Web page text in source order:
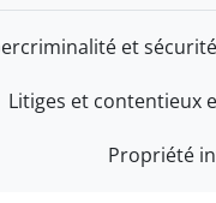
et
Litiges et contentieux
Propriété